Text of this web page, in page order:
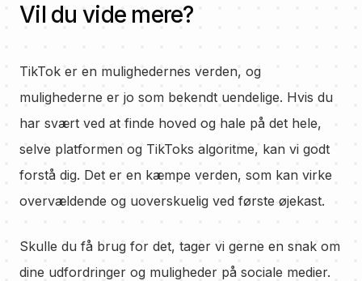
Vil du vide mere?
TikTok er en mulighedernes verden, og
mulighederne er jo som bekendt uendelige. Hvis du
har svært ved at finde hoved og hale på det hele,
selve platformen og TikToks algoritme, kan vi godt
forstå dig. Det er en kæmpe verden, som kan virke
overvældende og uoverskuelig ved første øjekast.
Skulle du få brug for det, tager vi gerne en snak om
dine udfordringer og muligheder på sociale medier.